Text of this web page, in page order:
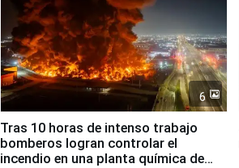
6
Tras 10 horas de intenso trabajo
bomberos logran controlar el
incendio en una planta química de